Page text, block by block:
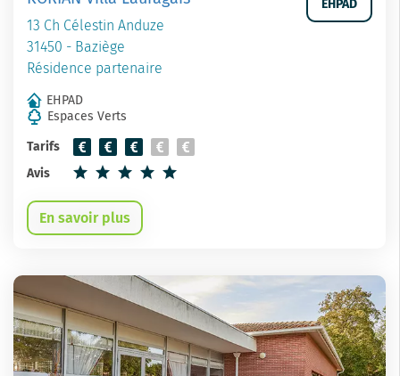
13 Ch Célestin Anduze
31450 - Baziège
Résidence partenaire
EHPAD
EHPAD
Espaces Verts
Tarifs
Avis
En savoir plus